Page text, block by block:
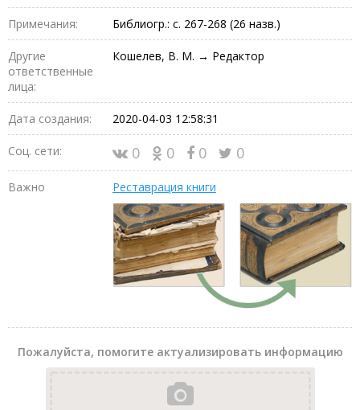
Примечания: Библиогр.: с. 267-268 (26 назв.)
Другие
ответственные
лица:
Кошелев, В. М. → Редактор
Дата создания: 2020-04-03 12:58:31
Соц. сети: 0 0 0 0
Важно Реставрация книги
Пожалуйста, помогите актуализировать информацию